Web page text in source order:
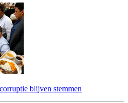
blijven stemmen